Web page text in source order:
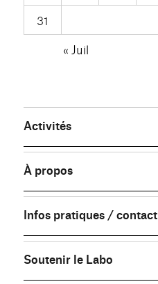
31
« Juil
Activités
À propos
Infos pratiques / contact
Soutenir le Labo